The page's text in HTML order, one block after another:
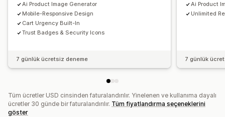
Ai Product Image Generator
Mobile-Responsive Design
Cart Urgency Built-In
Trust Badges & Security Icons
7 günlük ücretsiz deneme
Ai Product
Unlimited
7 günlük
Tüm ücretler USD cinsinden faturalandırılır. Yinelenen ve kullanıma dayalı
ücretler 30 günde bir faturalandırılır. Tüm fiyatlandırma seçeneklerini
göster